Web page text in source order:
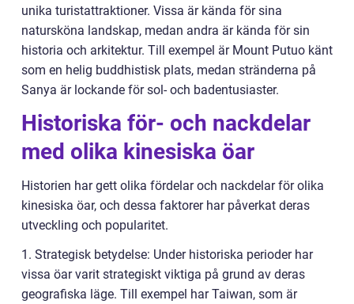
unika turistattraktioner. Vissa är kända för sina
natursköna landskap, medan andra är kända för sin
historia och arkitektur. Till exempel är Mount Putuo känt
som en helig buddhistisk plats, medan stränderna på
Sanya är lockande för sol- och badentusiaster.
Historiska för- och nackdelar
med olika kinesiska öar
Historien har gett olika fördelar och nackdelar för olika
kinesiska öar, och dessa faktorer har påverkat deras
utveckling och popularitet.
1. Strategisk betydelse: Under historiska perioder har
vissa öar varit strategiskt viktiga på grund av deras
geografiska läge. Till exempel har Taiwan, som är